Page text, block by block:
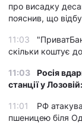
про висадку
пояснив, що
11:03
скільки коштує
11:03
Росія
станції у
11:01
РФ
пшеницею біля